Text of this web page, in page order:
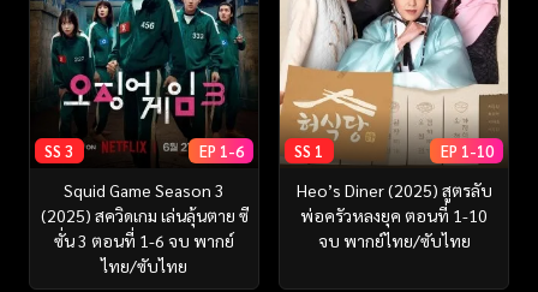
SS 3 EP 1-6
Squid Game Season 3
(2025) สควิดเกม เล่นลุ้นตาย ซี
ซั่น 3 ตอนที่ 1-6 จบ พากย์
ไทย/ซับไทย
SS 1 EP 1-10
Heo’s Diner (2025) สูตรลับ
พ่อครัวหลงยุค ตอนที่ 1-10
จบ พากย์ไทย/ซับไทย